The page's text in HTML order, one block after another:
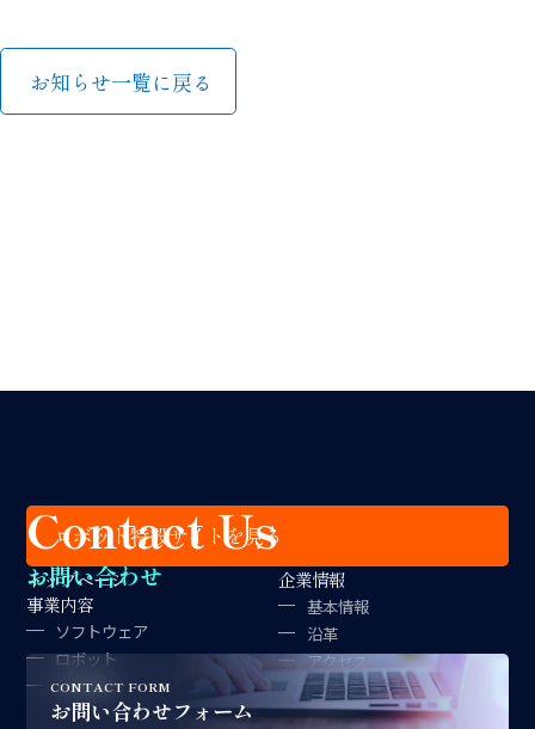
お知らせ一覧に戻る
Contact Us
お問い合わせ
CONTACT FORM
お問い合わせフォーム
ロボット特設サイトを見る
トップページ
事業内容
ソフトウェア
ロボット
金型製作
企業情報
基本情報
沿革
アクセス
拠点紹介
経営理念